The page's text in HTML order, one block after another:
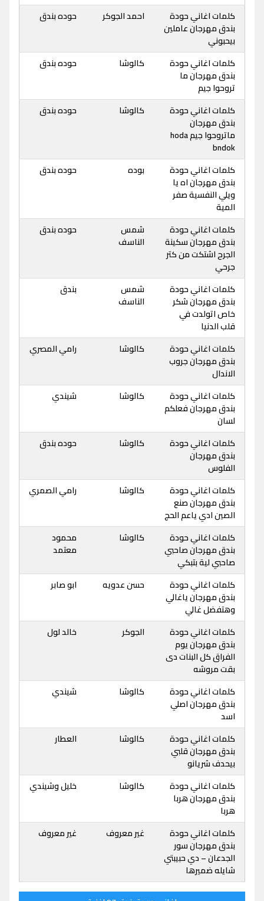
كلمات اغاني حودة
بندق مهرجان عاملين
بيحبوني
احمد الجوكر حوده بندق
كلمات اغاني حودة
بندق مهرجان ما
تروحوا جيم
كالوشا حوده بندق
كلمات اغاني حودة
بندق مهرجان
ماتروحوا جيم hoda
bndok
كالوشا حوده بندق
كلمات اغاني حودة
بندق مهرجان اه يا
ويلي النفسية صفر
المية
بوده حوده بندق
كلمات اغاني حودة
بندق مهرجان سكينة
الجرح اشتكت من كتر
جرحي
شمس
الناسف
حوده بندق
كلمات اغاني حودة
بندق مهرجان شكر
خاص اتولدت في
قلب الدنيا
شمس
الناسف
بندق
كلمات اغاني حودة
بندق مهرجان جروب
الاندال
كالوشا رامي المصري
كلمات اغاني حودة
بندق مهرجان فعلكم
لسان
كالوشا شيندي
كلمات اغاني حودة
بندق مهرجان
الفلوس
كالوشا حوده بندق
كلمات اغاني حودة
بندق مهرجان صنع
الصين ادي ياعم الحج
كالوشا رامي الصمري
كلمات اغاني حودة
بندق مهرجان صاحبي
صاحبي لية بتبكي
كالوشا
محمود
معتمد
كلمات اغاني حودة
بندق مهرجان ياغالي
وهتفضل غالي
حسن عدويه ابو صابر
كلمات اغاني حودة
بندق مهرجان يوم
الفراق كل البنات دى
بقت مروشه
الجوكر خالد لول
كلمات اغاني حودة
بندق مهرجان اصلي
اسد
كالوشا شيندي
كلمات اغاني حودة
بندق مهرجان قلبي
بيحدف شريانو
كالوشا العطار
كلمات اغاني حودة
بندق مهرجان هربا
هربا
كالوشا خليل وشيندي
كلمات اغاني حودة
بندق مهرجان سور
الجدعان – دي حبيبتي
شايله ضميرها
غير معروف غير معروف